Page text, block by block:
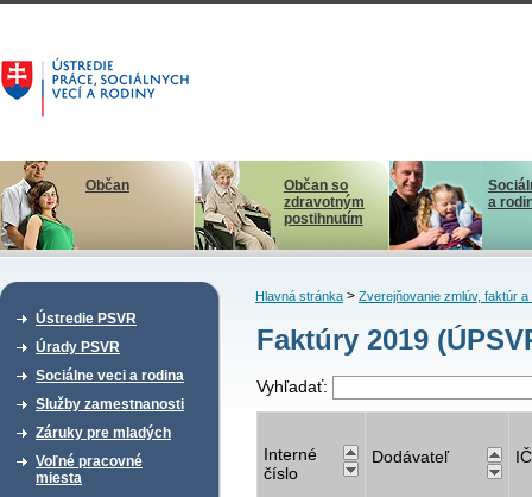
Občan
Občan so
zdravotným
postihnutím
a
Ústredie PSVR
Úrady PSVR
Sociálne veci a rodina
Služby zamestnanosti
Záruky pre mladých
Voľné pracovné
miesta
Hlavná stránka> Zverejňovanie zmlúv, faktúr a
Faktúry 2019
Vyhľadať:
Interné
číslo
Dodávateľ